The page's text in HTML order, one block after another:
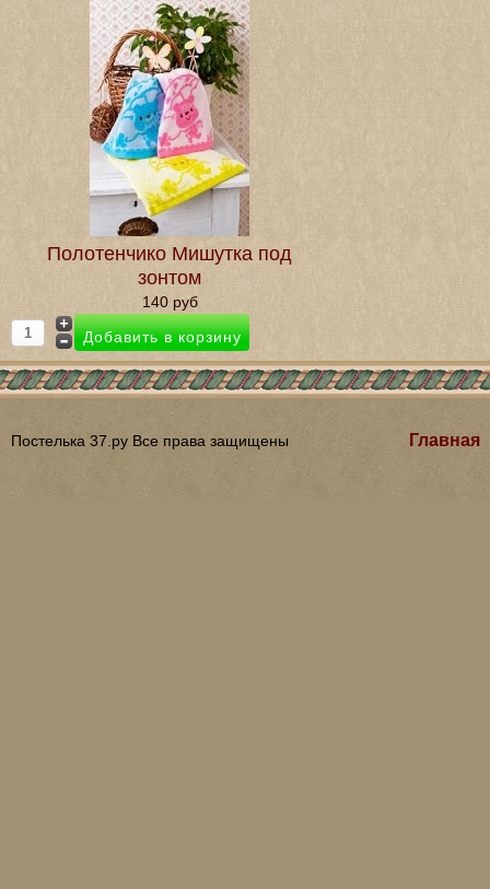
Полотенчико Мишутка под
зонтом
140 руб
Постелька 37.ру Все права защищены Главная